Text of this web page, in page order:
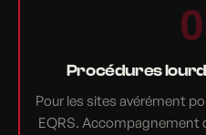
Procédures
Pour les sites avérément
EQRS. Accompagnement